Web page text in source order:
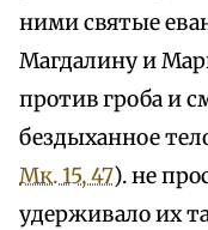
ними святые
Магдалину и
против гроба и
бездыханное
Мк. 15, 47). не
удерживало их